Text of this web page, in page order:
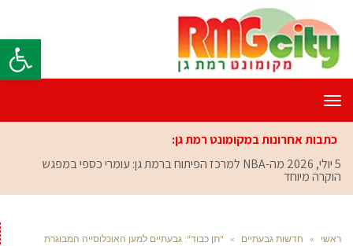
פתח
תפריט
כתבות אחרונות במקומונט רמת גן:
5 יולי, 2026
מה-NBA למרכז הפיתוח ברמת גן: עומרי כספי במפגש
הוקרה מיוחד
ראשי » חדשות גבעתיים » "תן כבוד": גבעתיים למען האוכלוסייה המבוגרת